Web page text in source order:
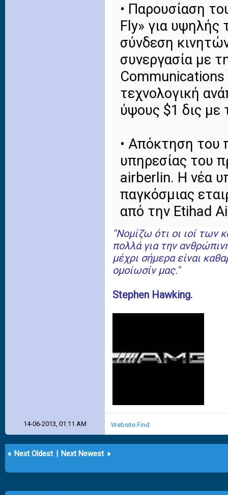
• Παρουσίαση
Fly» για υψηλής
σύνδεση
συνεργασία με
Communications
τεχνολογική
ύψους $1 δις με
• Απόκτηση του
υπηρεσίας του
airberlin. Η νέα
παγκόσμιας
από την Etihad
''Νομίζω ότι οι ιοί των
πολλά για την
μέχρι σήμερα είναι
ομοίωσίν μας.''
Stephen Hawking.
14-06-2013, 01:11 AM Website Find
« Next Oldest | Next Newest »